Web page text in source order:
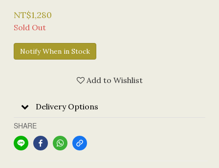
NT$1,280
Sold Out
Notify When in Stock
Add to Wishlist
Delivery Options
SHARE